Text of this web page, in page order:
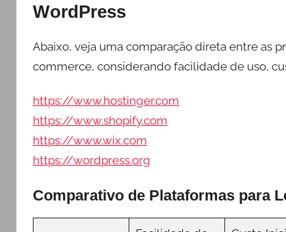
WordPress
Abaixo, veja uma comparação direta entre as
commerce, considerando facilidade de uso,
https://www.hostinger.com
https://www.shopify.com
https://www.wix.com
https://wordpress.org
Comparativo de Plataformas para